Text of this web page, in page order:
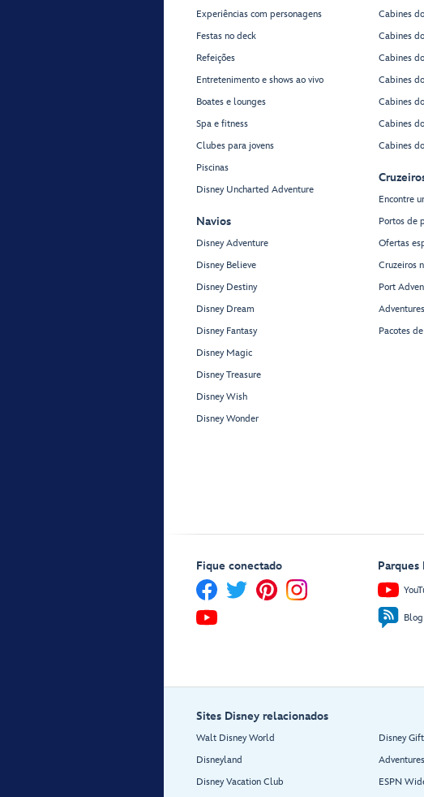
Experiências com personagens
Festas no deck
Refeições
Entretenimento e shows ao vivo
Boates e lounges
Spa e fitness
Clubes para jovens
Piscinas
Disney Uncharted Adventure
Navios
Disney Adventure
Disney Believe
Disney Destiny
Disney Dream
Disney Fantasy
Disney Magic
Disney Treasure
Disney Wish
Disney Wonder
Cabines
Cabines
Cabines
Cabines
Cabines
Cabines
Cabines
Encontre
Portos de
Ofertas
Cruzeiros
Port
Pacotes
Fique conectado Parques
Blog
Sites Disney relacionados
Walt Disney World
Disneyland
Disney Vacation Club
Disney
ESPN